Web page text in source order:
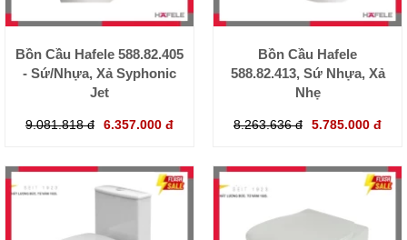
Bồn Cầu Hafele 588.82.405
- Sứ/Nhựa, Xả Syphonic
Jet
9.081.818 đ 6.357.000 đ
Bồn Cầu Hafele
588.82.413, Sứ Nhựa, Xả
Nhẹ
8.263.636 đ 5.785.000 đ